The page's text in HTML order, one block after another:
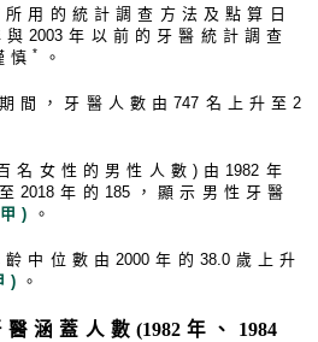
用的統計調查方法及點算日
與2003年以前的牙醫統計調查
慎* 。
間，牙醫人數由747名上升至2
名女性的男性人數)由 1982年
2018年的 185，顯示男性牙醫
) 。
中位數由2000年的 38.0歲上升
) 。
涵蓋人數 (1982年、 1984